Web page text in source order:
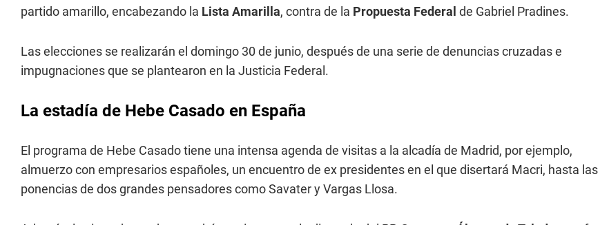
partido amarillo, encabezando la Lista Amarilla, contra de la Propuesta Federal de Gabriel Pradines.
Las elecciones se realizarán el domingo 30 de junio, después de una serie de denuncias cruzadas e
impugnaciones que se plantearon en la Justicia Federal.
La estadía de Hebe Casado en España
El programa de Hebe Casado tiene una intensa agenda de visitas a la alcadía de Madrid, por ejemplo,
almuerzo con empresarios españoles, un encuentro de ex presidentes en el que disertará Macri, hasta las
ponencias de dos grandes pensadores como Savater y Vargas Llosa.